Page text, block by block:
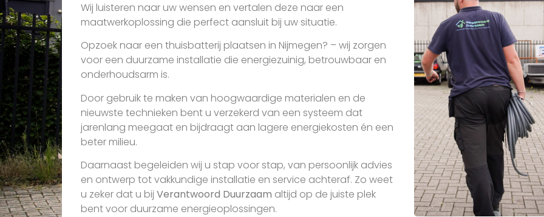
Wij luisteren naar uw wensen en vertalen deze naar een
maatwerkoplossing die perfect aansluit bij uw situatie.
Opzoek naar een thuisbatterij plaatsen in Nijmegen? – wij zorgen
voor een duurzame installatie die energiezuinig, betrouwbaar en
onderhoudsarm is.
Door gebruik te maken van hoogwaardige materialen en de
nieuwste technieken bent u verzekerd van een systeem dat
jarenlang meegaat en bijdraagt aan lagere energiekosten én een
beter milieu.
Daarnaast begeleiden wij u stap voor stap, van persoonlijk advies
en ontwerp tot vakkundige installatie en service achteraf. Zo weet
u zeker dat u bij Verantwoord Duurzaam altijd op de juiste plek
bent voor duurzame energieoplossingen.